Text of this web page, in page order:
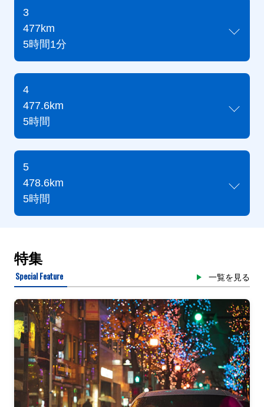
3
477km
5時間1分
4
477.6km
5時間
5
478.6km
5時間
特集
Special Feature 一覧を見る